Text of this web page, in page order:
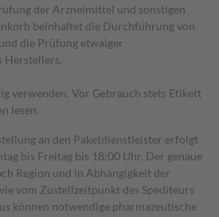
der Arzneimittel und sonstigen
beinhaltet die Durchführung von
die Prüfung etwaiger
Herstellers.
verwenden. Vor Gebrauch stets Etikett
lesen.
an den Paketdienstleister erfolgt
bis Freitag bis 18:00 Uhr. Der genaue
Region und in Abhängigkeit der
vom Zustellzeitpunkt des Spediteurs
können notwendige pharmazeutische